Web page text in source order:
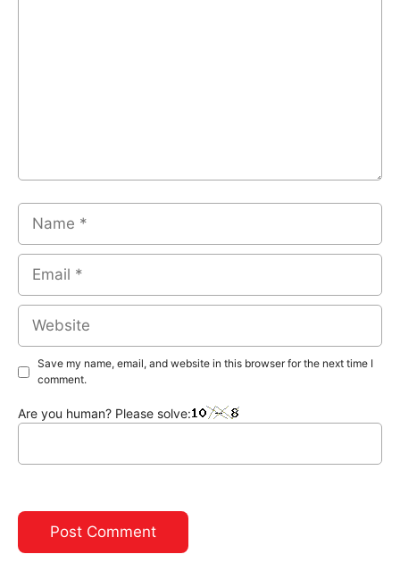
Name
Email
Website
Save my name, email, and website in this browser for the next time I
comment.
Are you human? Please solve: